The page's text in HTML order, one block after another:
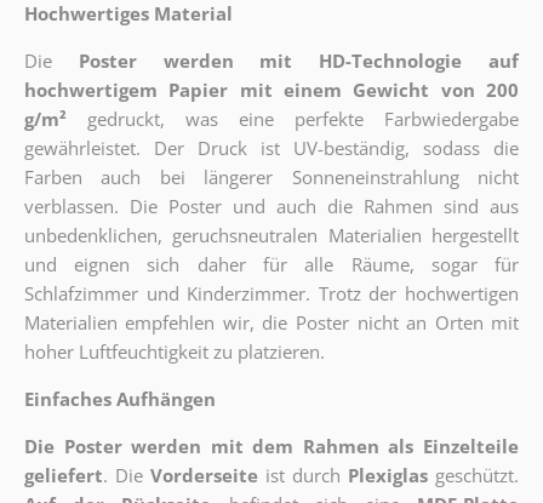
Hochwertiges Material
Die
Poster werden mit HD-Technologie auf
hochwertigem Papier mit einem Gewicht von 200
g/m²
gedruckt, was eine perfekte Farbwiedergabe
gewährleistet. Der Druck ist UV-beständig, sodass die
Farben auch bei längerer Sonneneinstrahlung nicht
verblassen. Die Poster und auch die Rahmen sind aus
unbedenklichen, geruchsneutralen Materialien hergestellt
und eignen sich daher für alle Räume, sogar für
Schlafzimmer und Kinderzimmer. Trotz der hochwertigen
Materialien empfehlen wir, die Poster nicht an Orten mit
hoher Luftfeuchtigkeit zu platzieren.
Einfaches Aufhängen
Die Poster werden mit dem Rahmen als Einzelteile
geliefert. Die Vorderseite ist durch Plexiglas geschützt.